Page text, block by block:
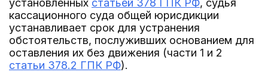
установленных статьей 378 ГПК РФ, судья
кассационного суда общей юрисдикции
устанавливает срок для устранения
обстоятельств, послуживших основанием для
оставления их без движения (части 1 и 2
статьи 378.2 ГПК РФ).